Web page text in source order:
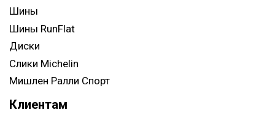
Шины
Шины RunFlat
Диски
Слики Michelin
Мишлен Ралли Спорт
Клиентам